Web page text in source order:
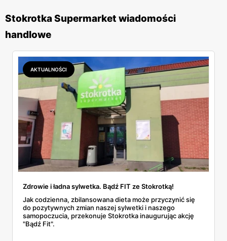
Stokrotka Supermarket wiadomości
handlowe
AKTUALNOŚCI
Zdrowie i ładna sylwetka. Bądź FIT ze Stokrotką!
Jak codzienna, zbilansowana dieta może przyczynić się
do pozytywnych zmian naszej sylwetki i naszego
samopoczucia, przekonuje Stokrotka inaugurując akcję
"Bądź Fit".